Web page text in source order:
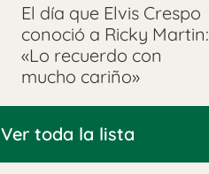
El día que Elvis Crespo
conoció a Ricky Martin:
«Lo recuerdo con
mucho cariño»
Ver toda la lista